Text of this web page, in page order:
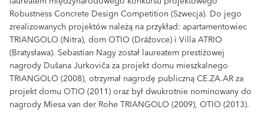
Robustness Concrete Design Competition (Szwecja). Do jego
zrealizowanych projektów należą na przykład: apartamentowiec
TRIANGOLO (Nitra), dom OTIO (Drážovce) i Villa ATRIO
(Bratysława). Sebastian Nagy został laureatem prestiżowej
nagrody Dušana Jurkoviča za projekt domu mieszkalnego
TRIANGOLO (2008), otrzymał nagrodę publiczną CE.ZA.AR za
projekt domu OTIO (2011) oraz był dwukrotnie nominowany do
nagrody Miesa van der Rohe TRIANGOLO (2009), OTIO (2013).